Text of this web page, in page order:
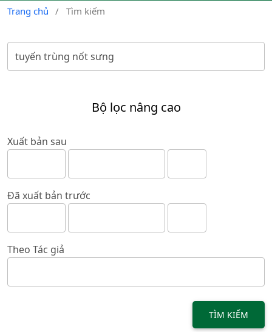
Trang chủ / Tìm kiếm
Bộ lọc nâng cao
Xuất bản sau
Đã xuất bản trước
Theo Tác giả
TÌM KIẾM